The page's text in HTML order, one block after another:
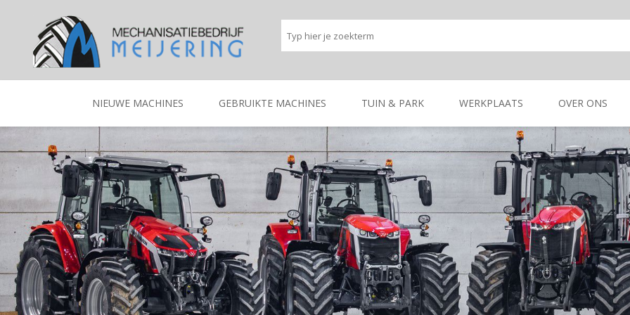
NIEUWE MACHINES
BEREGENINGSTECHNIEK TRACTOREN GRONDBEWERKING
TUIN- & PARK-
MACHINES
GEBRUIKTE MACHINES
TRACTOREN BEREGENINGSTECHNIEK
TUIN- & PARK-
MACHINES
GRONDBEWERKING
TUIN & PARK
Onze shop
WERKPLAATS OVER ONS
Onze merken